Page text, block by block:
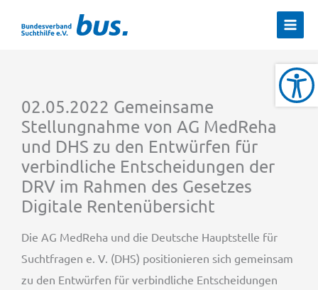
Inhalt
02.05.2022 Gemeinsame
Stellungnahme von AG MedReha
und DHS zu den Entwürfen für
verbindliche Entscheidungen der
DRV im Rahmen des Gesetzes
Digitale Rentenübersicht
Die AG MedReha und die Deutsche Hauptstelle für
Suchtfragen e. V. (DHS) positionieren sich gemeinsam
zu den Entwürfen für verbindliche Entscheidungen